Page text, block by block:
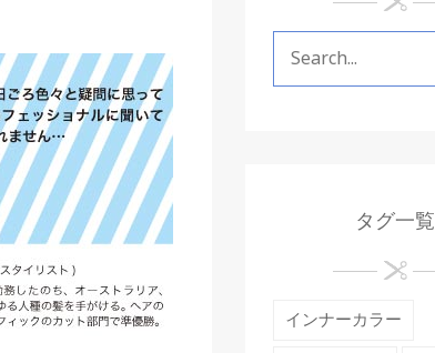
タグ一覧
インナーカラー